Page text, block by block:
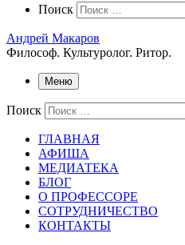
Search
Поиск
Андрей Макаров
Философ. Культуролог. Ритор.
Меню
Поиск
ГЛАВНАЯ
АФИША
МЕДИАТЕКА
БЛОГ
О ПРОФЕССОРЕ
СОТРУДНИЧЕСТВО
КОНТАКТЫ